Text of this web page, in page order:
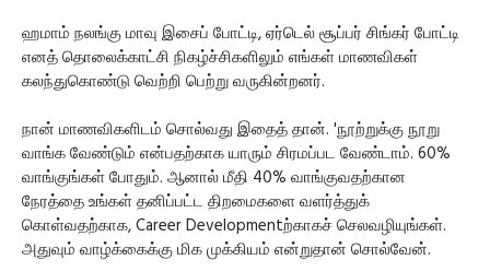
ஹமாம் நலங்கு மாவு இசைப் போட்டி, ஏர்டெல் சூப்பர் சிங்கர் போட்டி
எனத் தொலைக்காட்சி நிகழ்ச்சிகளிலும் எங்கள் மாணவிகள்
கலந்துகொண்டு வெற்றி பெற்று வருகின்றனர்.
நான் மாணவிகளிடம் சொல்வது இதைத் தான். 'நூற்றுக்கு நூறு
வாங்க வேண்டும் என்பதற்காக யாரும் சிரமப்பட வேண்டாம். 60%
வாங்குங்கள் போதும். ஆனால் மீதி 40% வாங்குவதற்கான
நேரத்தை உங்கள் தனிப்பட்ட திறமைகளை வளர்த்துக்
கொள்வதற்காக, Career Developmentற்காகச் செலவழியுங்கள்.
அதுவும் வாழ்க்கைக்கு மிக முக்கியம் என்றுதான் சொல்வேன்.